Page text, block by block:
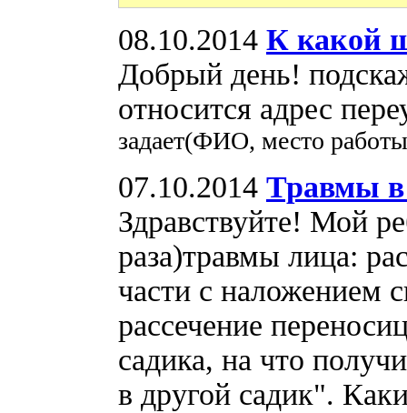
08.10.2014 К какой
Добрый день!
относится адрес
задает(ФИО, место
07.10.2014 Травмы в
Здравствуйте! Мой
раза)травмы лица:
части с наложением
рассечение
садика, на что
в другой садик".